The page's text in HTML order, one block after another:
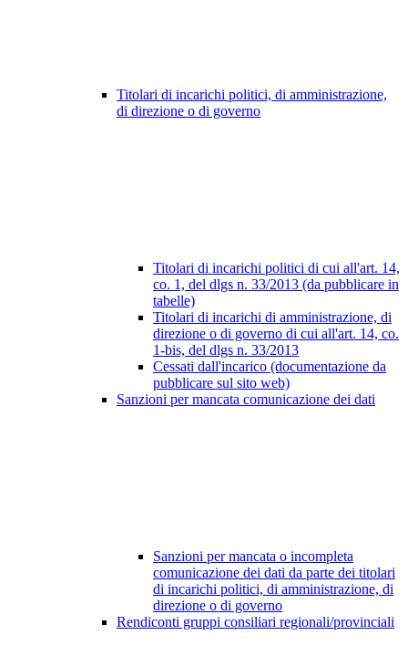
Titolari di incarichi politici, di amministrazione,
di direzione o di governo
Titolari di incarichi politici di cui all'art. 14,
co. 1, del dlgs n. 33/2013 (da pubblicare in
tabelle)
Titolari di incarichi di amministrazione, di
direzione o di governo di cui all'art. 14, co.
1-bis, del dlgs n. 33/2013
Cessati dall'incarico (documentazione da
pubblicare sul sito web)
Sanzioni per mancata comunicazione dei dati
Sanzioni per mancata o incompleta
comunicazione dei dati da parte dei titolari
di incarichi politici, di amministrazione, di
direzione o di governo
Rendiconti gruppi consiliari regionali/provinciali